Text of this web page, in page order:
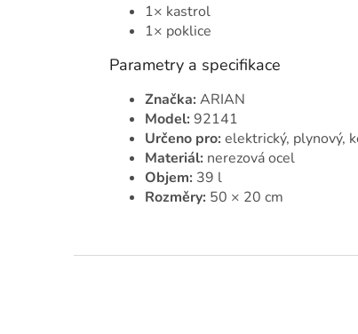
1× kastrol
1× poklice
Parametry a specifikace
Značka: ARIAN
Model: 92141
Určeno pro: elektrický, plynový,
Materiál: nerezová ocel
Objem: 39 l
Rozměry: 50 × 20 cm